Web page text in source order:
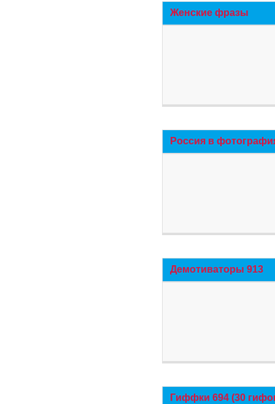
Женские фразы
Россия в
Демотиваторы 913
Гиффки 694 (30